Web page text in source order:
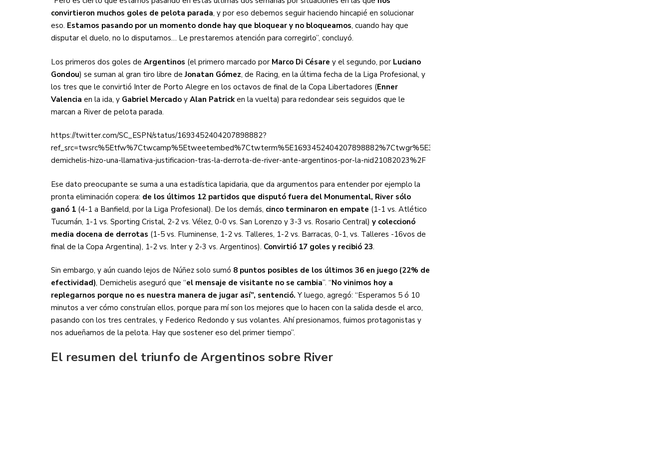
convirtieron muchos goles de pelota parada, y por eso debemos seguir haciendo hincapié en solucionar
eso. Estamos pasando por un momento donde hay que bloquear y no bloqueamos, cuando hay que
disputar el duelo, no lo disputamos… Le prestaremos atención para corregirlo”, concluyó.
Los primeros dos goles de Argentinos (el primero marcado por Marco Di Césare y el segundo, por Luciano
Gondou) se suman al gran tiro libre deJonatan Gómez, de Racing, en la última fecha de la Liga Profesional, y
los tres que le convirtió Inter de Porto Alegre en los octavos de final de la Copa Libertadores (Enner
Valencia en la ida, y Gabriel Mercado y Alan Patrick en la vuelta) para redondear seis seguidos que le
marcan a River de pelota parada.
https://twitter.com/SC_ESPN/status/1693452404207898882?
demichelis-hizo-una-llamativa-justificacion-tras-la-derrota-de-river-ante-argentinos-por-la-nid21082023%2F
Ese dato preocupante se suma a una estadística lapidaria, que da argumentos para entender por ejemplo la
pronta eliminación copera: de los últimos 12 partidos que disputó fuera del Monumental, River sólo
ganó 1 (4-1 a Banfield, por la Liga Profesional). De los demás, cinco terminaron en empate (1-1 vs. Atlético
Tucumán, 1-1 vs. Sporting Cristal, 2-2 vs. Vélez, 0-0 vs. San Lorenzo y 3-3 vs. Rosario Central) y coleccionó
media docena de derrotas (1-5 vs. Fluminense, 1-2 vs. Talleres, 1-2 vs. Barracas, 0-1, vs. Talleres -16vos de
final de la Copa Argentina), 1-2 vs. Inter y 2-3 vs. Argentinos). Convirtió 17 goles y recibió 23.
Sin embargo, y aún cuando lejos de Núñez solo sumó 8 puntos posibles de los últimos 36 en juego (22% de
efectividad), Demichelis aseguró que “el mensaje de visitante no se cambia”. “No vinimos hoy a
replegarnos porque no es nuestra manera de jugar así”, sentenció. Y luego, agregó: “Esperamos 5 ó 10
minutos a ver cómo construían ellos, porque para mí son los mejores que lo hacen con la salida desde el arco,
pasando con los tres centrales, y Federico Redondo y sus volantes. Ahí presionamos, fuimos protagonistas y
nos adueñamos de la pelota. Hay que sostener eso del primer tiempo”.
El resumen del triunfo de Argentinos sobre River